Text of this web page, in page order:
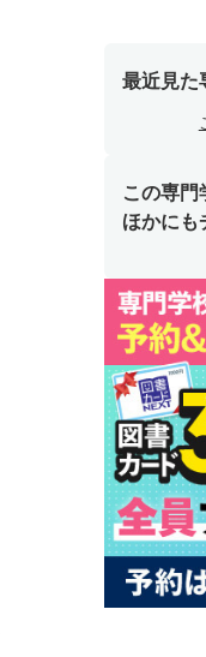
最近見た
この専門
ほかにも